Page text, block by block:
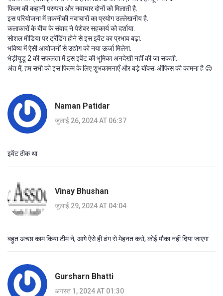
फिल्म की कहानी परम्परा और नवाचार दोनों को मिलाती है.
इस परियोजना में तकनीकी नवाचारों का प्रयोग उल्लेखनीय है.
कलाकारों के बीच के संवाद ने पेशेवर सहकार्य को दर्शाया.
सोशल मीडिया पर ट्रेंडिंग होने से इस इवेंट का प्रभाव बढ़ा.
भविष्य में ऐसी आयोजनों से उद्योग को नया ऊर्जा मिलेगा.
भेड़ीयुडू 2 की सफलता में इस इवेंट की भूमिका अनदेखी नहीं की जा सकती.
अंत में, हम सभी को इस फिल्म के लिए शुभकामनाएँ और बड़े बॉक्स‑ऑफिस की कामना है 😊
Naman Patidar
जुलाई 26, 2024 AT 06:37
इवेंट ठीक था
Vinay Bhushan
जुलाई 29, 2024 AT 04:04
बहुत अच्छा काम किया टीम ने, आगे ऐसे ही ढंग से मेहनत करो, कोई मौका नहीं दिया जाएगा
Gursharn Bhatti
अगस्त 1, 2024 AT 01:30